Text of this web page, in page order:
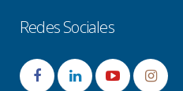
Redes Sociales